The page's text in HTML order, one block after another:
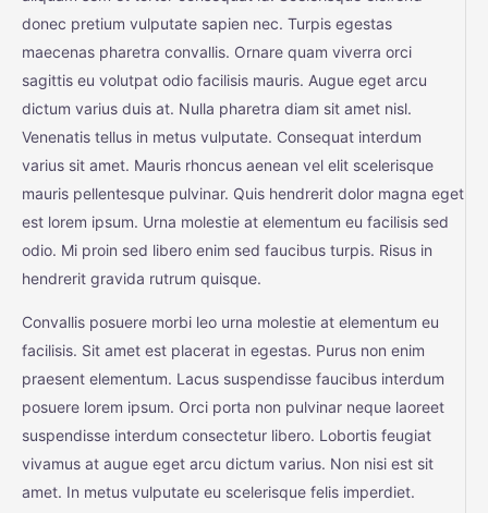
donec pretium vulputate sapien nec. Turpis egestas
maecenas pharetra convallis. Ornare quam viverra orci
sagittis eu volutpat odio facilisis mauris. Augue eget arcu
dictum varius duis at. Nulla pharetra diam sit amet nisl.
Venenatis tellus in metus vulputate. Consequat interdum
varius sit amet. Mauris rhoncus aenean vel elit scelerisque
mauris pellentesque pulvinar. Quis hendrerit dolor magna eget
est lorem ipsum. Urna molestie at elementum eu facilisis sed
odio. Mi proin sed libero enim sed faucibus turpis. Risus in
hendrerit gravida rutrum quisque.
Convallis posuere morbi leo urna molestie at elementum eu
facilisis. Sit amet est placerat in egestas. Purus non enim
praesent elementum. Lacus suspendisse faucibus interdum
posuere lorem ipsum. Orci porta non pulvinar neque laoreet
suspendisse interdum consectetur libero. Lobortis feugiat
vivamus at augue eget arcu dictum varius. Non nisi est sit
amet. In metus vulputate eu scelerisque felis imperdiet.